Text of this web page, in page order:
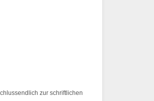
zur schriftlichen